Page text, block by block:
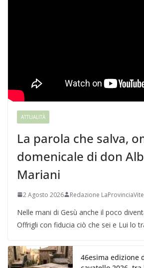
ATTUALITÀ
La parola che salva,
domenicale di don
Mariani
2 Agosto 2026 Redazione
Nelle mani di Gesù anche il poco
Offrigli con fiducia ciò che sei e Lui lo
46esima edizione